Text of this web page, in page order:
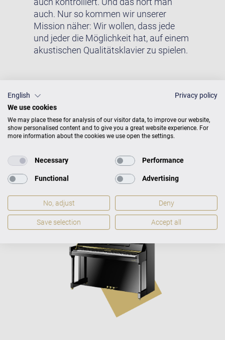
auch. Nur so kommen wir unserer
Mission näher: Wir wollen, dass jede
und jeder die Möglichkeit hat, auf einem
akustischen Qualitätsklavier zu spielen.
Gewicht
English
Privacy policy
We use cookies
We may place these for analysis of our visitor data, to improve our website,
show personalised content and to give you a great website experience. For
more information about the cookies we use open the settings.
Necessary Performance
Functional Advertising
No, adjust Deny
Save selection Accept all